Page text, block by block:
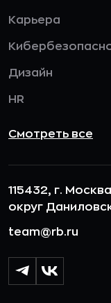
Карьера
Дизайн
HR
Смотреть все
115432, г.
округ
team@rb.ru